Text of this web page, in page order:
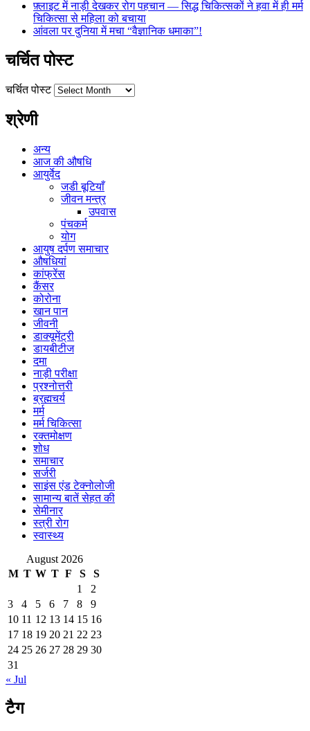
फ़्लाइट में नाड़ी देखकर रोग पहचान — सिद्ध चिकित्सकों ने हवा में ही मर्म
चिकित्सा से महिला को बचाया
आंवला पर दुनिया में मचा “वैज्ञानिक धमाका”!
चर्चित पोस्ट
चर्चित पोस्ट
श्रेणी
अन्य
आज की औषधि
आयुर्वेद
जडी बूटियाँ
जीवन मन्त्र
उपवास
पंचकर्म
योग
आयुष दर्पण समाचार
औषधियां
कांफ्रेंस
कैंसर
कोरोना
खान पान
जीवनी
डाक्यूमेंट्री
डायबीटीज
दमा
नाड़ी परीक्षा
प्रश्नोत्तरी
ब्रह्मचर्य
मर्म
मर्म चिकित्सा
रक्तमोक्षण
शोध
समाचार
सर्जरी
साइंस एंड टेक्नोलोजी
सामान्य बातें सेहत की
सेमीनार
स्त्री रोग
स्वास्थ्य
August 2026
M T W T F S
S
1
2
3
4 5 6 7 8
9
10 11 12 13 14 15 16
17 18 19 20 21 22 23
24 25 26 27 28 29 30
31
« Jul
टैग